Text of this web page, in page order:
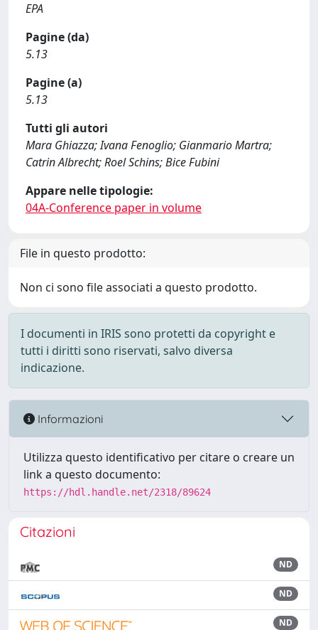
EPA
Pagine (da)
5.13
Pagine (a)
5.13
Tutti gli autori
Mara Ghiazza; Ivana Fenoglio; Gianmario Martra;
Catrin Albrecht; Roel Schins; Bice Fubini
Appare nelle tipologie:
04A-Conference paper in volume
File in questo prodotto:
Non ci sono file associati a questo prodotto.
I documenti in IRIS sono protetti da copyright e
tutti i diritti sono riservati, salvo diversa
indicazione.
Informazioni
Utilizza questo identificativo per citare o creare un
link a questo documento:
https://hdl.handle.net/2318/89624
Citazioni
ND
ND
ND